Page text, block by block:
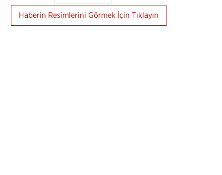
Haberin Resimlerini Görmek İçin Tıklayın